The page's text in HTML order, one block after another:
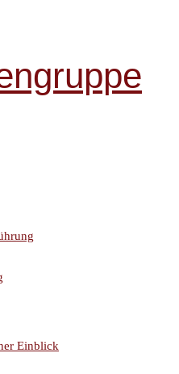
Einblick